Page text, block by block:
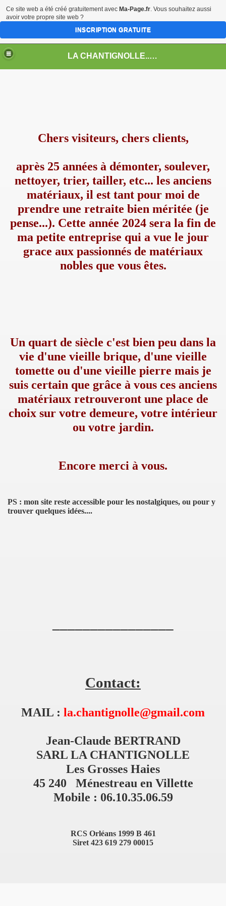
LA CHANTIGNOLLE........MATERIAUX ANCIENS EN REGION CENTRE - MATERIAUX ANCIENS LOIRET - MATERIAUX ANCIENS LOIR ET CHER - MATERIAUX ANCIENS CHER - EURE ET LOIR - BRIQUES ANCIENNES
Chers visiteurs, chers clients,
après 25 années à démonter, soulever,
nettoyer, trier, tailler, etc... les anciens
matériaux, il est tant pour moi de
prendre une retraite bien méritée (je
pense...). Cette année 2024 sera la fin de
ma petite entreprise qui a vue le jour
grace aux passionnés de matériaux
nobles que vous êtes.
Un quart de siècle c'est bien peu dans la
vie d'une vieille brique, d'une vieille
tomette ou d'une vieille pierre mais je
suis certain que grâce à vous ces anciens
matériaux retrouveront une place de
choix sur votre demeure, votre intérieur
ou votre jardin.
Encore merci à vous.
PS : mon site reste accessible pour les nostalgiques, ou pour y
trouver quelques idées....
Contact:
MAIL : la.chantignolle@gmail.com
Jean-Claude BERTRAND
SARL LA CHANTIGNOLLE
Les Grosses Haies
45 240 Ménestreau en Villette
Mobile : 06.10.35.06.59
RCS Orléans 1999 B 461
Siret 423 619 279 00015
Ce site web a été créé gratuitement avec Ma-Page.fr. Vous souhaitez aussi
avoir votre propre site web ?
INSCRIPTION GRATUITE